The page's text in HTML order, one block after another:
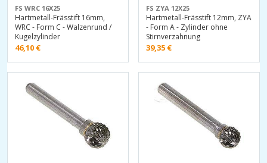
FS WRC 16X25
Hartmetall-Frässtift 16mm,
WRC - Form C - Walzenrund /
Kugelzylinder
46,10 €
FS ZYA 12X25
Hartmetall-Frässtift 12mm, ZYA
- Form A - Zylinder ohne
Stirnverzahnung
39,35 €